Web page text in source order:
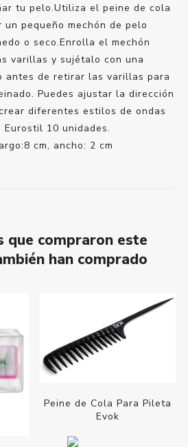
tu pelo.Utiliza el peine de cola
un pequeño mechón de pelo
o seco.Enrolla el mechón
varillas y sujétalo con una
antes de retirar las varillas para
Puedes ajustar la dirección
diferentes estilos de ondas
Eurostil 10 unidades.
cm, ancho: 2 cm
que compraron este
han comprado
Peine de Cola Para Pileta
Evok